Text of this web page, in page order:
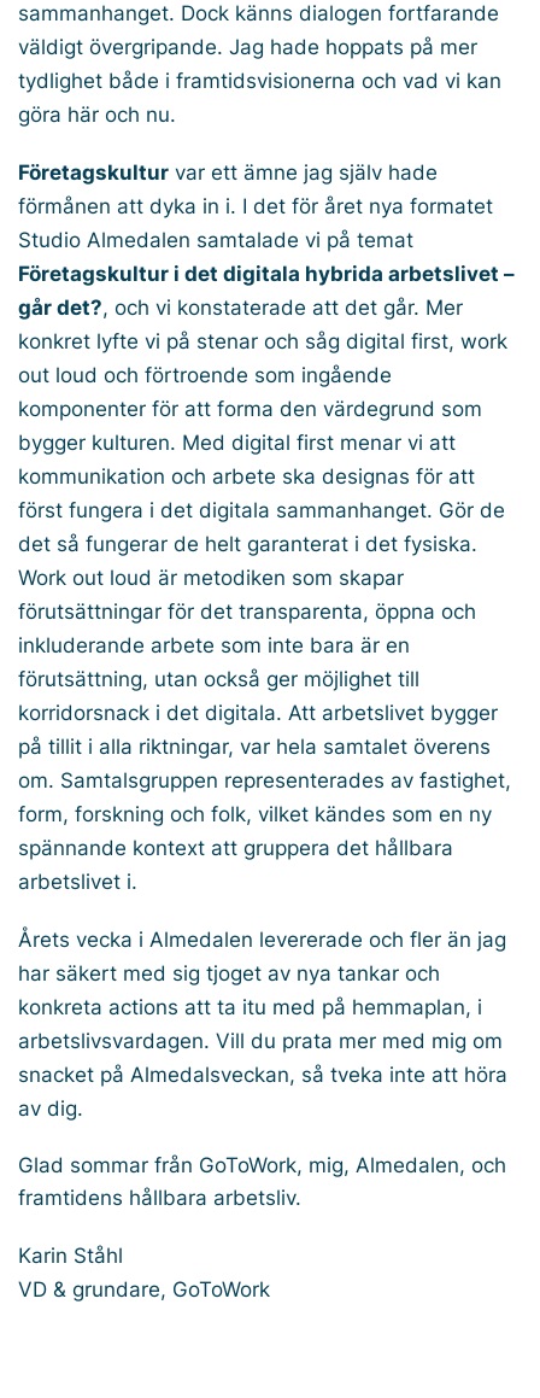
sammanhanget. Dock känns dialogen fortfarande
väldigt övergripande. Jag hade hoppats på mer
tydlighet både i framtidsvisionerna och vad vi kan
göra här och nu.
Företagskultur var ett ämne jag själv hade
förmånen att dyka in i. I det för året nya formatet
Studio Almedalen samtalade vi på temat
Företagskultur i det digitala hybrida arbetslivet –
går det?, och vi konstaterade att det går. Mer
konkret lyfte vi på stenar och såg digital first, work
out loud och förtroende som ingående
komponenter för att forma den värdegrund som
bygger kulturen. Med digital first menar vi att
kommunikation och arbete ska designas för att
först fungera i det digitala sammanhanget. Gör de
det så fungerar de helt garanterat i det fysiska.
Work out loud är metodiken som skapar
förutsättningar för det transparenta, öppna och
inkluderande arbete som inte bara är en
förutsättning, utan också ger möjlighet till
korridorsnack i det digitala. Att arbetslivet bygger
på tillit i alla riktningar, var hela samtalet överens
om. Samtalsgruppen representerades av fastighet,
form, forskning och folk, vilket kändes som en ny
spännande kontext att gruppera det hållbara
arbetslivet i.
Årets vecka i Almedalen levererade och fler än jag
har säkert med sig tjoget av nya tankar och
konkreta actions att ta itu med på hemmaplan, i
arbetslivsvardagen. Vill du prata mer med mig om
snacket på Almedalsveckan, så tveka inte att höra
av dig.
Glad sommar från GoToWork, mig, Almedalen, och
framtidens hållbara arbetsliv.
Karin Ståhl
VD & grundare, GoToWork